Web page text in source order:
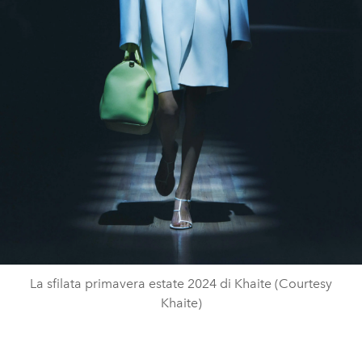
La sfilata primavera estate 2024 di Khaite (Courtesy
Khaite)